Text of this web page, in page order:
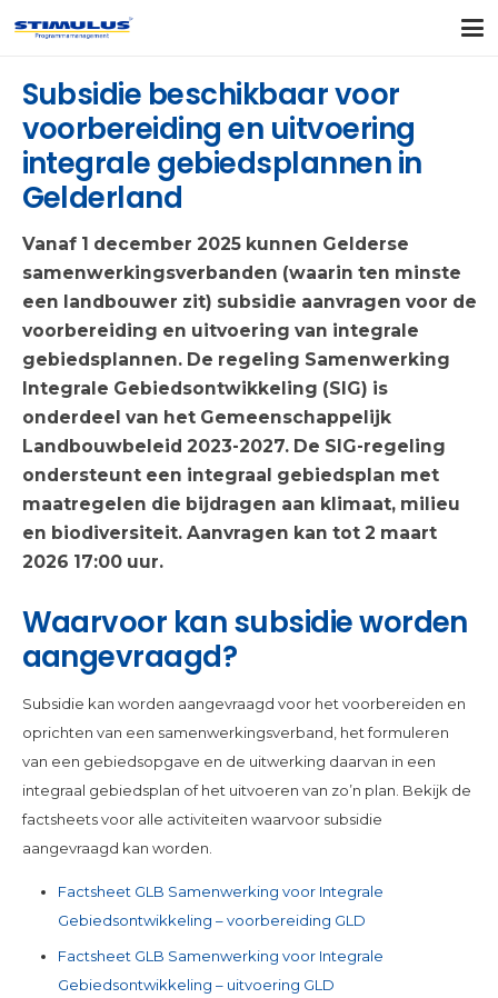
Subsidie beschikbaar voor
voorbereiding en uitvoering
integrale gebiedsplannen in
Gelderland
Vanaf 1 december 2025 kunnen Gelderse
samenwerkingsverbanden (waarin ten minste
een landbouwer zit) subsidie aanvragen voor de
voorbereiding en uitvoering van integrale
gebiedsplannen. De regeling Samenwerking
Integrale Gebiedsontwikkeling (SIG) is
onderdeel van het Gemeenschappelijk
Landbouwbeleid 2023-2027. De SIG-regeling
ondersteunt een integraal gebiedsplan met
maatregelen die bijdragen aan klimaat, milieu
en biodiversiteit. Aanvragen kan tot 2 maart
2026 17:00 uur.
Waarvoor kan subsidie worden
aangevraagd?
Subsidie kan worden aangevraagd voor het voorbereiden en
oprichten van een samenwerkingsverband, het formuleren
van een gebiedsopgave en de uitwerking daarvan in een
integraal gebiedsplan of het uitvoeren van zo’n plan. Bekijk de
factsheets voor alle activiteiten waarvoor subsidie
aangevraagd kan worden.
Factsheet GLB Samenwerking voor Integrale
Gebiedsontwikkeling – voorbereiding GLD
Factsheet GLB Samenwerking voor Integrale
Gebiedsontwikkeling – uitvoering GLD